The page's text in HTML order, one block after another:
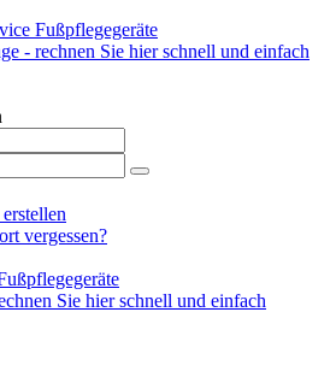
Fußpflegegeräte
- rechnen Sie hier schnell und einfach
vergessen?
Sie hier schnell und einfach